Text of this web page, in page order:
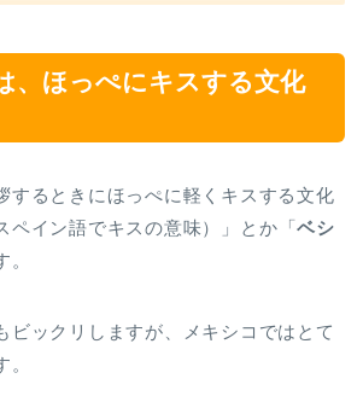
、ほっぺにキスする文化
するときにほっぺに軽くキスする文化
ペイン語でキスの意味）」とか「ベシ
。
ビックリしますが、メキシコではとて